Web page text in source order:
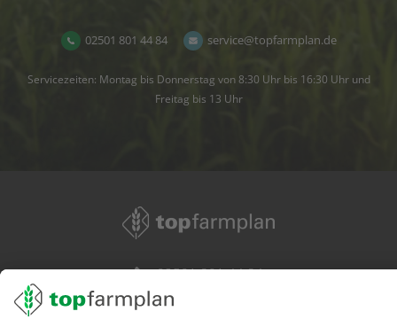
02501 801 44 84 service@topfarmplan.de
Servicezeiten: Montag bis Donnerstag von 8:30 Uhr bis 16:30 Uhr und
Freitag bis 13 Uhr
02501 801 44 84
service@topfarmplan.de